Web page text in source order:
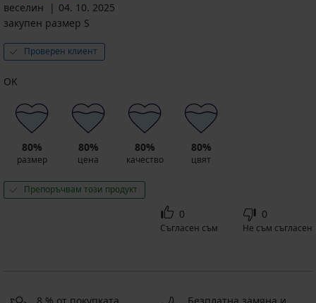
веселин
04. 10. 2025
закупен размер S
Проверен клиент
OK
80%
размер
80%
цена
80%
качество
80%
цвят
Препоръчвам този продукт
0
Съгласен съм
0
Не съм съгласен